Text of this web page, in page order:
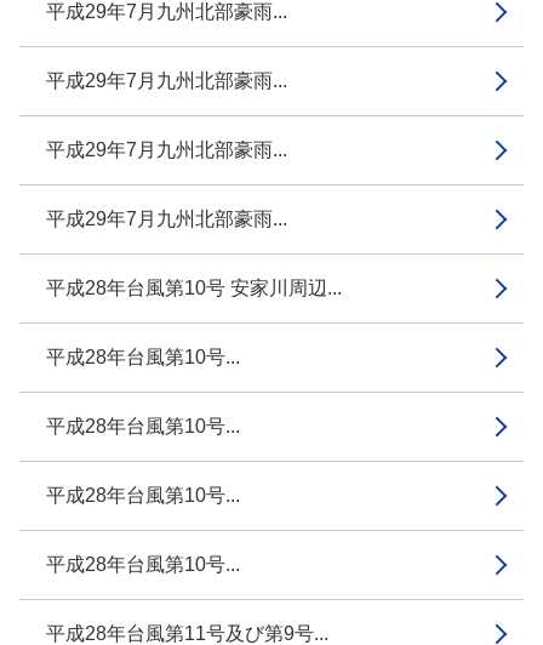
平成29年7月九州北部豪雨...
平成29年7月九州北部豪雨...
平成29年7月九州北部豪雨...
平成29年7月九州北部豪雨...
平成28年台風第10号 安家川周辺...
平成28年台風第10号...
平成28年台風第10号...
平成28年台風第10号...
平成28年台風第10号...
平成28年台風第11号及び第9号...